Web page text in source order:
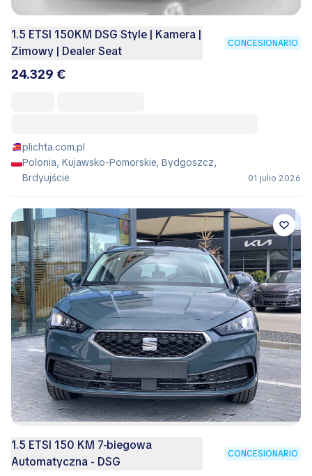
1.5 ETSI 150KM DSG Style | Kamera |
Zimowy | Dealer Seat
CONCESIONARIO
24.329 €
plichta.com.pl
Polonia, Kujawsko-Pomorskie, Bydgoszcz,
Brdyujście
01 julio 2026
1.5 ETSI 150 KM 7-biegowa
Automatyczna - DSG
CONCESIONARIO